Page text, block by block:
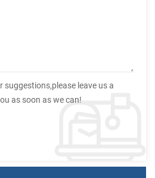
suggestions,please leave us a
as soon as we can!